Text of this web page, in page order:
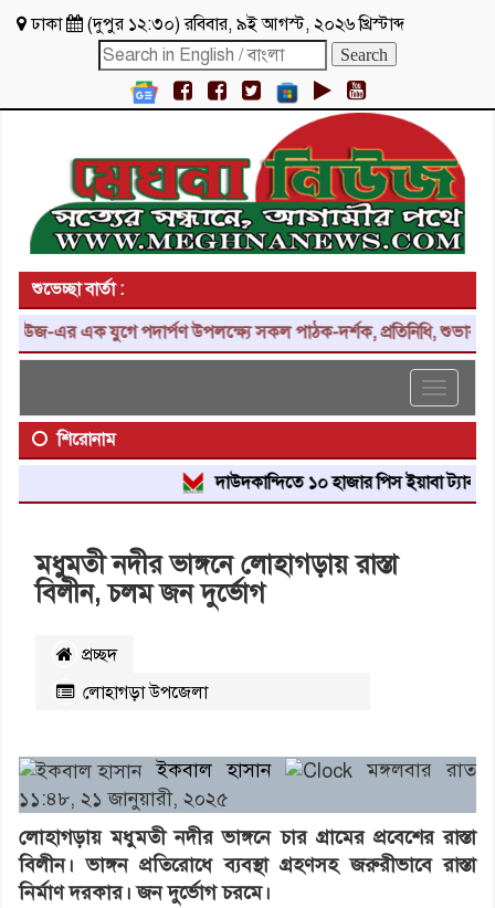
ঢাকা (দুপুর ১২:৩০)রবিবার, ৯ই আগস্ট, ২০২৬ খ্রিস্টাব্দ
শুভেচ্ছা বার্তা :
এক যুগে পদার্পণ উপলক্ষ্যে সকল পাঠক-দর্শক, প্রতিনিধি, শুভাকাঙ্ক্ষী,
Toggle
শিরোনাম
দাউদকান্দিতে ১০ হাজার পিস ইয়াবা ট্যাবলেট
মধুমতী নদীর ভাঙ্গনে লোহাগড়ায় রাস্তা
বিলীন, চলম জন দুর্ভোগ
প্রচ্ছদ
লোহাগড়া উপজেলা
ইকবাল হাসান
মঙ্গলবার রাত
১১:৪৮, ২১ জানুয়ারী, ২০২৫
লোহাগড়ায় মধুমতী নদীর ভাঙ্গনে চার গ্রামের প্রবেশের রাস্তা
বিলীন। ভাঙ্গন প্রতিরোধে ব্যবস্থা গ্রহণসহ জরুরীভাবে রাস্তা
নির্মাণ দরকার। জন দুর্ভোগ চরমে।